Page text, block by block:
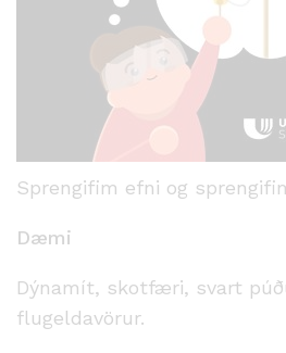
Sprengifim efni og
Dæmi
Dýnamít, skotfæri, svart
flugeldavörur.